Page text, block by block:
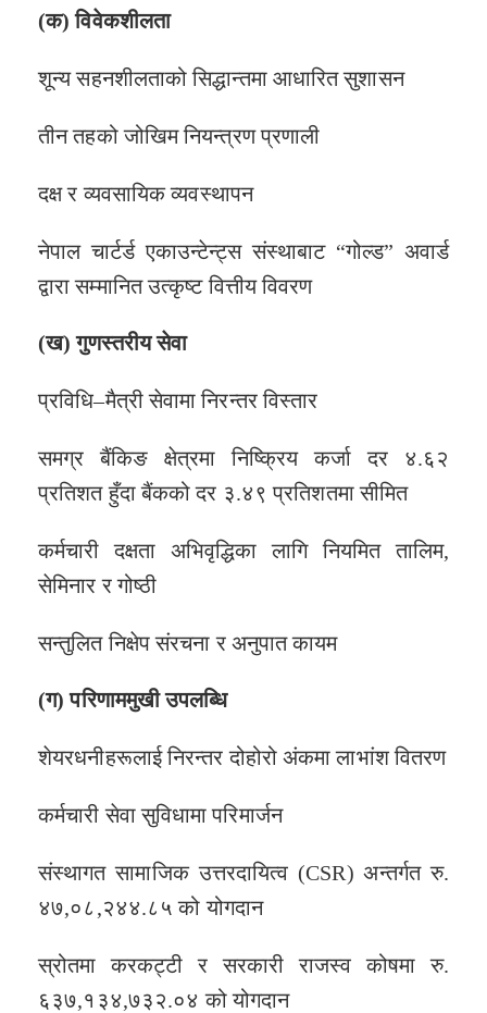
(क) विवेकशीलता
शून्य सहनशीलताको सिद्धान्तमा आधारित सुशासन
तीन तहको जोखिम नियन्त्रण प्रणाली
दक्ष र व्यवसायिक व्यवस्थापन
नेपाल चार्टर्ड एकाउन्टेन्ट्स संस्थाबाट “गोल्ड” अवार्ड
द्वारा सम्मानित उत्कृष्ट वित्तीय विवरण
(ख) गुणस्तरीय सेवा
प्रविधि–मैत्री सेवामा निरन्तर विस्तार
समग्र बैंकिङ क्षेत्रमा निष्क्रिय कर्जा दर ४.६२
प्रतिशत हुँदा बैंकको दर ३.४९ प्रतिशतमा सीमित
कर्मचारी दक्षता अभिवृद्धिका लागि नियमित तालिम,
सेमिनार र गोष्ठी
सन्तुलित निक्षेप संरचना र अनुपात कायम
(ग) परिणाममुखी उपलब्धि
शेयरधनीहरूलाई निरन्तर दोहोरो अंकमा लाभांश वितरण
कर्मचारी सेवा सुविधामा परिमार्जन
संस्थागत सामाजिक उत्तरदायित्व (CSR) अन्तर्गत रु.
४७,०८,२४४.८५ को योगदान
स्रोतमा करकट्टी र सरकारी राजस्व कोषमा रु.
६३७,१३४,७३२.०४ को योगदान